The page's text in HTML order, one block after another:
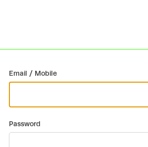
Email / Mobile
Password